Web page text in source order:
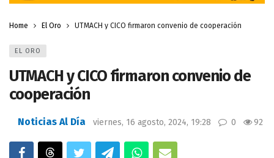
Home El Oro UTMACH y CICO firmaron convenio de cooperación
EL ORO
UTMACH y CICO firmaron convenio de
cooperación
Noticias Al Día viernes, 16 agosto, 2024, 19:28 0 92